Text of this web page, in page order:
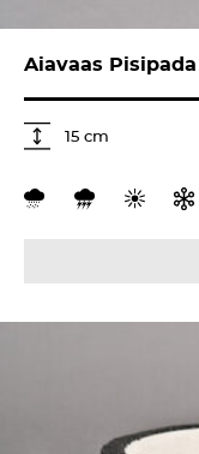
Aiavaas
15 cm